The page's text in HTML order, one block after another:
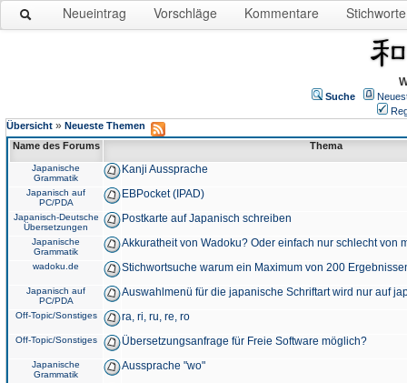
Neueintrag Vorschläge Kommentare Stichworte
Suche
Übersicht » Neueste Themen
Name des Forums
Thema
Japanische
Grammatik
Kanji Aussprache
Japanisch auf
PC/PDA
EBPocket (IPAD)
Japanisch-Deutsche
Übersetzungen
Postkarte auf Japanisch schreiben
Japanische
Grammatik
Akkuratheit von Wadoku? Oder einfach nur schlecht von
wadoku.de Stichwortsuche warum ein Maximum von 200
Japanisch auf
PC/PDA
Auswahlmenü für die japanische Schriftart wird nur auf
Off-Topic/Sonstiges ra, ri, ru, re, ro
Off-Topic/Sonstiges Übersetzungsanfrage für Freie Software möglich?
Japanische
Grammatik
Aussprache "wo"